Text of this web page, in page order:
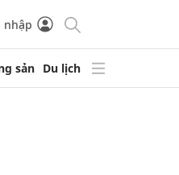
nhập
sản Du lịch